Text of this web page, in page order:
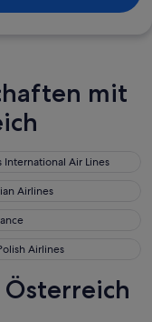
mit
International Air Lines
Airlines
Airlines